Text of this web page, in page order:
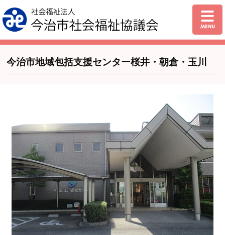
今治市地域包括支援センター桜井・朝倉・玉川